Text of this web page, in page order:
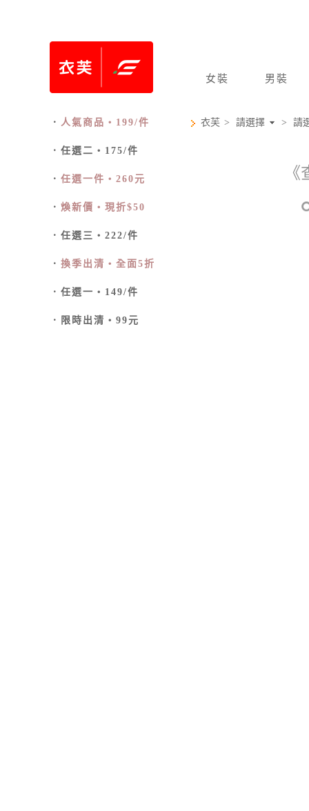
女裝 男裝
． 人氣商品‧199/件
．任選二‧175/件
． 任選一件‧260元
． 煥新價‧現折$50
．任選三‧222/件
． 換季出清‧全面5折
．任選一‧149/件
．限時出清‧99元
衣芙 > 請選擇 > 請